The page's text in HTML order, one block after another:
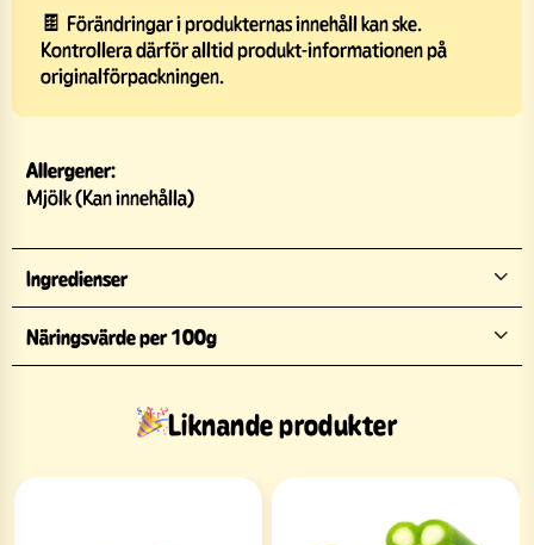
🍫 Förändringar i produkternas innehåll kan ske.
Kontrollera därför alltid produkt-informationen på
originalförpackningen.
Allergener:
Mjölk (Kan innehålla)
Ingredienser
Näringsvärde per 100g
Liknande produkter